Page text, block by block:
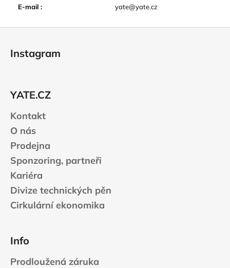
E-mail : yate@yate.cz
Instagram
YATE.CZ
Kontakt
O nás
Prodejna
Sponzoring, partneři
Kariéra
Divize technických pěn
Cirkulární ekonomika
Info
Prodloužená záruka